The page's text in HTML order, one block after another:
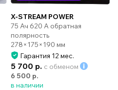
X-STREAM POWER
75 Ач 620 А обратная
полярность
278×175×190 мм
Гарантия 12 мес.
5 700 р. с обменом
6 500 р.
в наличии